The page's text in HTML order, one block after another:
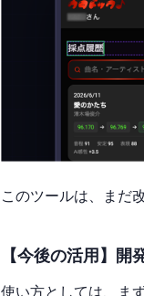
このツールは、まだ
【今後の活用】
使い方としては、ま